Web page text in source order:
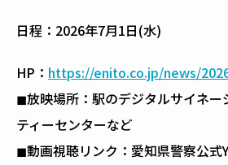
日程： 2026年7月1日(水)
HP： https://enito.co.jp/news/
◼放映場所：駅のデジタルサイネ
ティーセンターなど
◼動画視聴リンク：愛知県警察公式